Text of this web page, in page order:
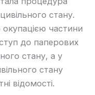
стану.
частини
до паперових
стану, а у
стану
відомості.